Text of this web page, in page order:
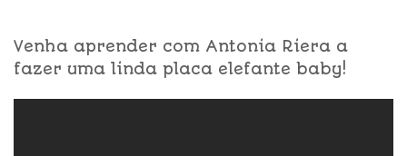
Venha aprender com Antonia Riera a
fazer uma linda placa elefante baby!